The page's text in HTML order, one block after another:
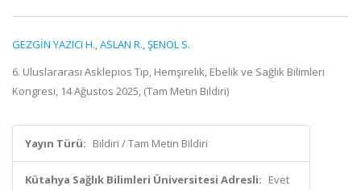
GEZGİN YAZICI H.,ASLAN R.,ŞENOL S.
6. Uluslararası Asklepios Tıp, Hemşirelik, Ebelik ve Sağlık Bilimleri
Kongresi, 14 Ağustos 2025, (Tam Metin Bildiri)
Yayın Türü: Bildiri / Tam Metin Bildiri
Kütahya Sağlık Bilimleri Üniversitesi Adresli: Evet